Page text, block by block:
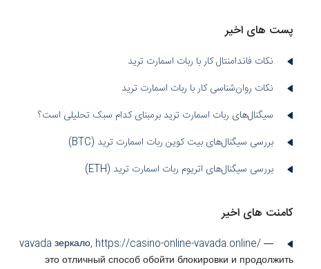
پست های اخیر
نکات فاندامنتال کار با ربات اسمارت ترید
نکات روان‌شناسی کار با ربات اسمارت ترید
سیگنال‌های ربات اسمارت ترید برمبنای کدام سبک تحلیلی است؟
بررسی سیگنال‌های بیت کوین ربات اسمارت ترید (BTC)
بررسی سیگنال‌های اتریوم ربات اسمارت ترید (ETH)
کامنت های اخیر
vavada зеркало, https://casino-online-vavada.online/—
это отличный способ обойти блокировки и продолжить